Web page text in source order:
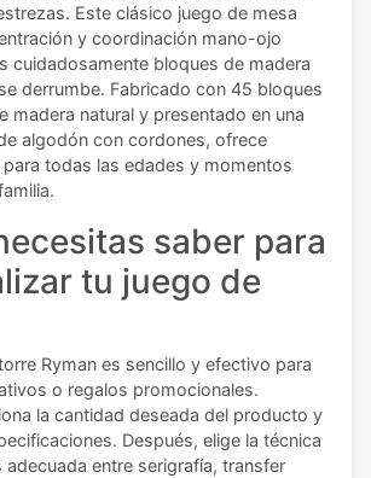
Este clásico juego de mesa
y coordinación mano-ojo
cuidadosamente bloques de madera
derrumbe. Fabricado con 45 bloques
madera natural y presentado en una
algodón con cordones, ofrece
todas las edades y momentos
saber para
tu juego de
Ryman es sencillo y efectivo para
o regalos promocionales.
la cantidad deseada del producto y
Después, elige la técnica
adecuada entre serigrafía, transfer